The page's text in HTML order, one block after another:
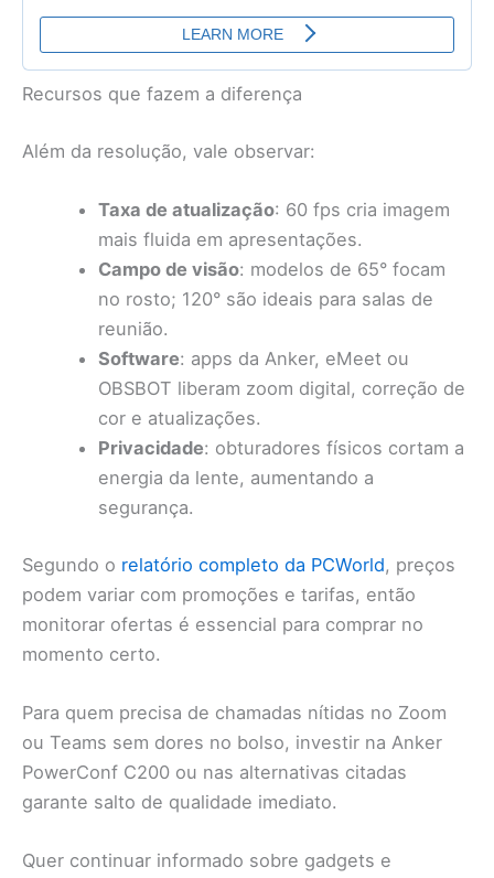
Recursos que fazem a diferença
Além da resolução, vale observar:
Taxa de atualização: 60 fps cria imagem
mais fluida em apresentações.
Campo de visão: modelos de 65° focam
no rosto; 120° são ideais para salas de
reunião.
Software: apps da Anker, eMeet ou
OBSBOT liberam zoom digital, correção de
cor e atualizações.
Privacidade: obturadores físicos cortam a
energia da lente, aumentando a
segurança.
Segundo o relatório completo da PCWorld, preços
podem variar com promoções e tarifas, então
monitorar ofertas é essencial para comprar no
momento certo.
Para quem precisa de chamadas nítidas no Zoom
ou Teams sem dores no bolso, investir na Anker
PowerConf C200 ou nas alternativas citadas
garante salto de qualidade imediato.
Quer continuar informado sobre gadgets e